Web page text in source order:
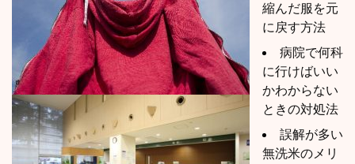
縮んだ服を元
に戻す方法
病院で何科
に行けばいい
かわからない
ときの対処法
誤解が多い
無洗米のメリ